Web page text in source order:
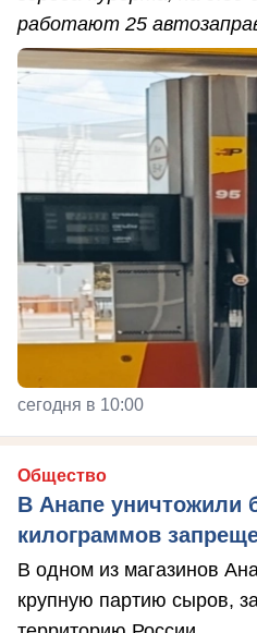
работают 25
сегодня в 10:00
Общество
В Анапе уничтожили
килограммов
В одном из магазинов
крупную партию сыров,